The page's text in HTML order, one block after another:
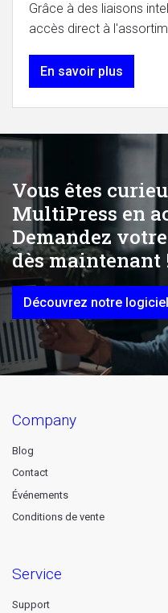
Grâce à des liaisons
accès direct à
En savoir plus
Vous êtes
MultiPress en
Demandez
dès maintenant
Découvrez notre
company
Blog
Contact
Événements
Conditions de vente
service
Support